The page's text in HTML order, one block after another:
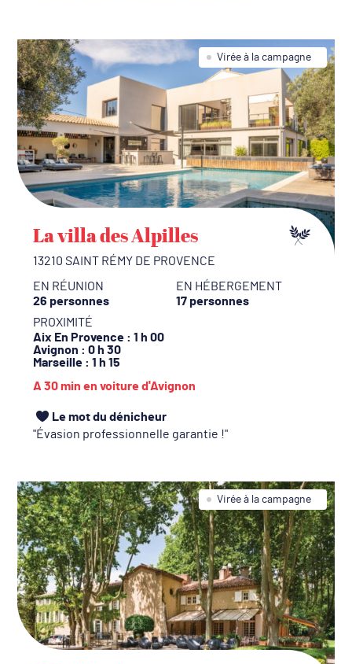
Virée à la campagne
La villa des Alpilles
13210 SAINT RÉMY DE PROVENCE
EN RÉUNION
26 personnes
EN HÉBERGEMENT
17 personnes
PROXIMITÉ
Aix En Provence : 1 h 00
Avignon : 0 h 30
Marseille : 1 h 15
A 30 min en voiture d'Avignon
Le mot du dénicheur
Évasion professionnelle garantie !
Virée à la campagne